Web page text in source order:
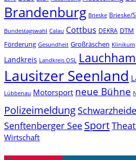
Brandenburg Brieske Brieske/
Bundestagswahl Calau Cottbus DEKRA DTM
Förderung Gesundheit Großräschen Klinikum
Landkreis Landkreis OSL
Lausitzer Seenland
Lübbenau Motorsport neue Bühne
Polizeimeldung Schwarzheide
Senftenberger See Sport
Wirtschaft